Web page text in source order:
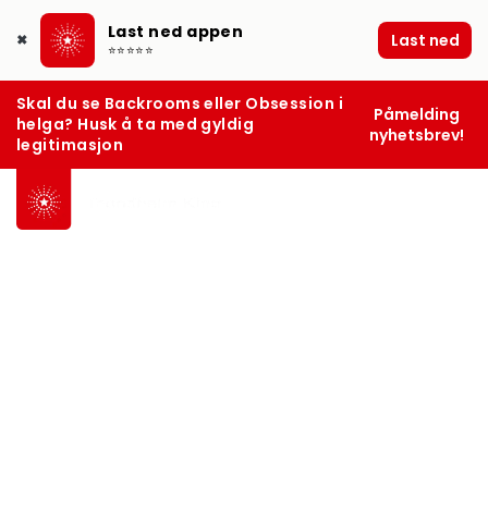
✖ Last ned appen
⭐⭐⭐⭐⭐ Last ned
Skal du se Backrooms eller Obsession i
helga? Husk å ta med gyldig
legitimasjon
Påmelding
nyhetsbrev!